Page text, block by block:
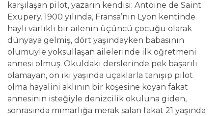
karşılaşan pilot, yazarın kendisi: Antoine de Saint
Exupery. 1900 yılında, Fransa’nın Lyon kentinde
hayli varlıklı bir ailenin üçüncü çocuğu olarak
dünyaya gelmiş, dört yaşındayken babasının
ölümüyle yoksullaşan ailelerinde ilk öğretmeni
annesi olmuş. Okuldaki derslerinde pek başarılı
olamayan, on iki yaşında uçaklarla tanışıp pilot
olma hayalini aklının bir köşesine koyan fakat
annesinin isteğiyle denizcilik okuluna giden,
sonrasında mimarlığa merak salan fakat 21 yaşında